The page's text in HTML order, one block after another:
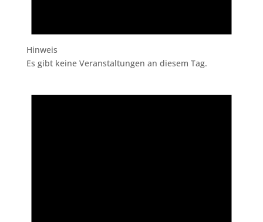
Hinweis
Es gibt keine Veranstaltungen an diesem Tag.